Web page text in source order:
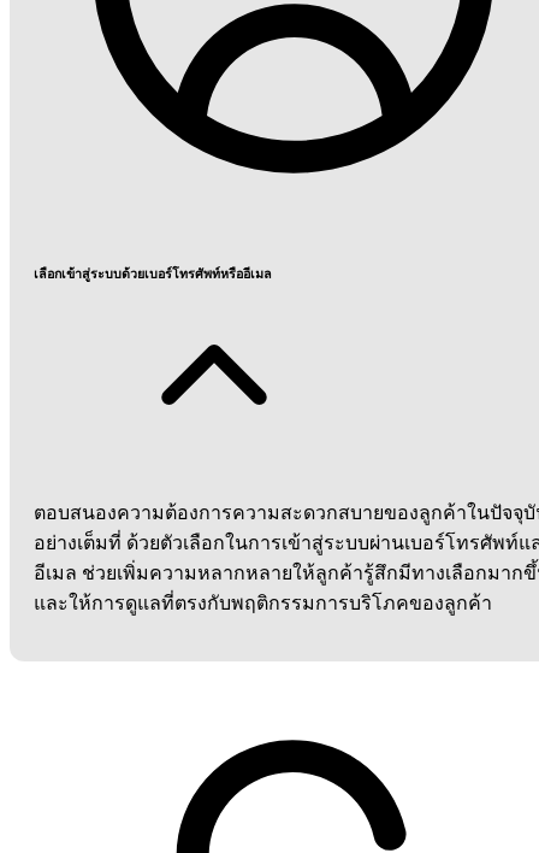
เลือกเข้าสู่ระบบด้วยเบอร์โทรศัพท์หรืออีเมล
ตอบสนองความต้องการความสะดวกสบายของลูกค้าในปัจจุ
อย่างเต็มที่ ด้วยตัวเลือกในการเข้าสู่ระบบผ่านเบอร์โทรศัพท์แ
อีเมล ช่วยเพิ่มความหลากหลายให้ลูกค้ารู้สึกมีทางเลือกมาก
และให้การดูแลที่ตรงกับพฤติกรรมการบริโภคของลูกค้า